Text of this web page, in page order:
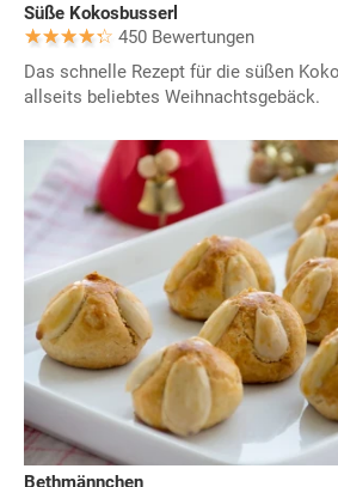
Süße Kokosbusserl
450 Bewertungen
Das schnelle Rezept für die süßen
allseits beliebtes Weihnachtsgebäck.
Bethmännchen